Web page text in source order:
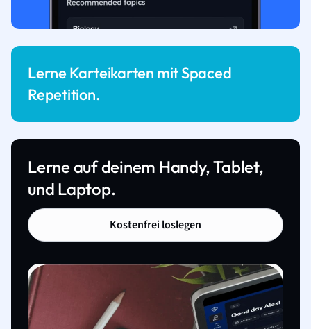
Lerne Karteikarten mit Spaced
Repetition.
Lerne auf deinem Handy, Tablet,
und Laptop.
Kostenfrei loslegen